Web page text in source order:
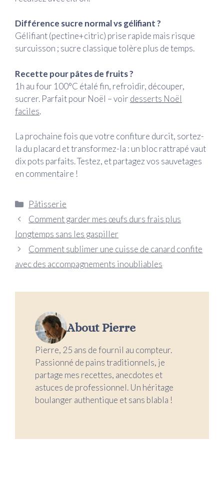
Différence sucre normal vs gélifiant ?
Gélifiant (pectine+citric) prise rapide mais risque
surcuisson ; sucre classique tolère plus de temps.
Recette pour pâtes de fruits ?
1h au four 100°C étalé fin, refroidir, découper,
sucrer. Parfait pour Noël – voir desserts Noël
faciles.
La prochaine fois que votre confiture durcit, sortez-
la du placard et transformez-la : un bloc rattrapé vaut
dix pots parfaits. Testez, et partagez vos sauvetages
en commentaire !
Catégories
Pâtisserie
Comment garder mes œufs durs frais plus
longtemps sans les gaspiller
Comment sublimer une cuisse de canard confite
avec des accompagnements inoubliables
About Pierre
Pierre, 25 ans de fournil au compteur.
Passionné de pains traditionnels, je
partage mes recettes, anecdotes et
astuces de professionnel. Un héritage
boulanger authentique et sans blabla !